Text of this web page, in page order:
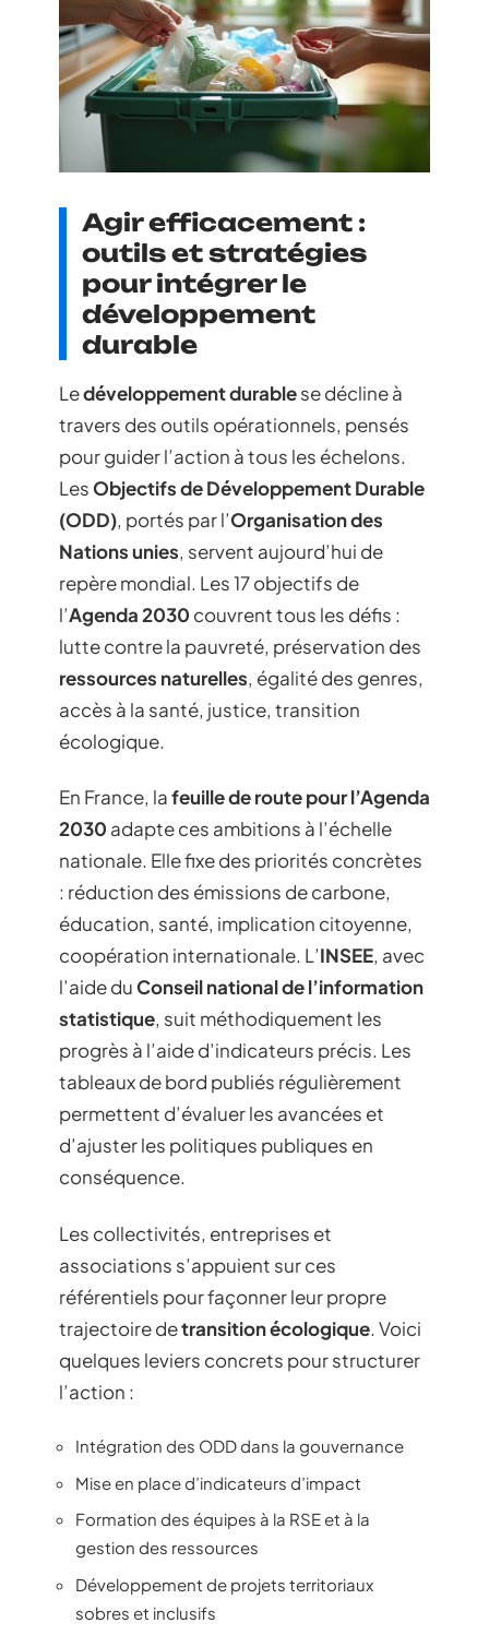
Agir efficacement :
outils et stratégies
pour intégrer le
développement
durable
Ledéveloppement durablese décline à
travers des outils opérationnels, pensés
pour guider l’action à tous les échelons.
LesObjectifs de Développement Durable
(ODD), portés par l’Organisation des
Nations unies, servent aujourd’hui de
repère mondial. Les 17 objectifs de
l’Agenda 2030 couvrent tous les défis :
lutte contre la pauvreté, préservation des
ressources naturelles, égalité des genres,
accès à la santé, justice, transition
écologique.
En France, lafeuille de route pour l’Agenda
2030 adapte ces ambitions à l’échelle
nationale. Elle fixe des priorités concrètes
: réduction des émissions de carbone,
éducation, santé, implication citoyenne,
coopération internationale. L’INSEE, avec
l’aide duConseil national de l’information
statistique, suit méthodiquement les
progrès à l’aide d’indicateurs précis. Les
tableaux de bord publiés régulièrement
permettent d’évaluer les avancées et
d’ajuster les politiques publiques en
conséquence.
Les collectivités, entreprises et
associations s’appuient sur ces
référentiels pour façonner leur propre
trajectoire detransition écologique. Voici
quelques leviers concrets pour structurer
l’action :
Intégration des ODD dans la gouvernance
Mise en place d’indicateurs d’impact
Formation des équipes à la RSE et à la
gestion des ressources
Développement de projets territoriaux
sobres et inclusifs